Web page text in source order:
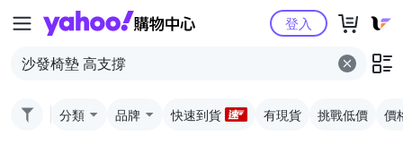
Yahoo購物中心登入
分類 品牌 快速到貨 有現貨 挑戰低價 價